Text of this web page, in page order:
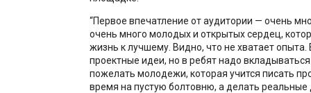
“Первое впечатление от аудитории — очень
очень много молодых и открытых сердец,
жизнь к лучшему. Видно, что не хватает опыта.
проектные идеи, но в ребят надо
пожелать молодежи, которая учится писать
время на пустую болтовню, а делать